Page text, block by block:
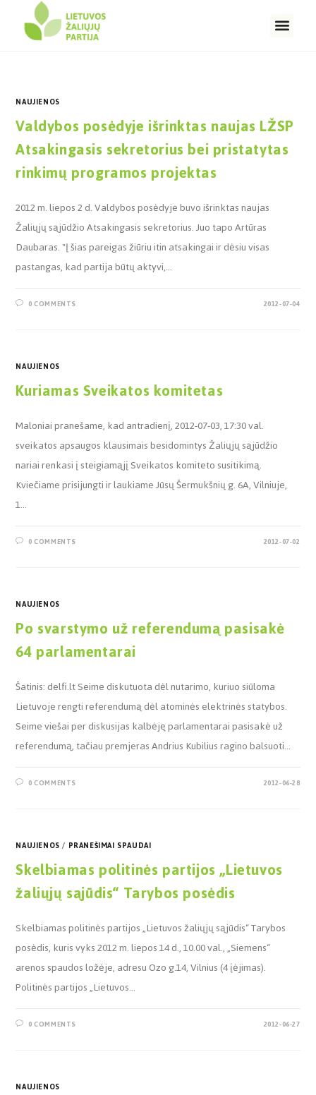
NAUJIENOS
Valdybos posėdyje išrinktas naujas LŽSP
Atsakingasis sekretorius bei pristatytas
rinkimų programos projektas
2012 m. liepos 2 d. Valdybos posėdyje buvo išrinktas naujas
Žaliųjų sąjūdžio Atsakingasis sekretorius. Juo tapo Artūras
Daubaras. "Į šias pareigas žiūriu itin atsakingai ir dėsiu visas
pastangas, kad partija būtų aktyvi,…
0 COMMENTS 2012-07-04
NAUJIENOS
Kuriamas Sveikatos komitetas
Maloniai pranešame, kad antradienį, 2012-07-03, 17:30 val.
sveikatos apsaugos klausimais besidomintys Žaliųjų sąjūdžio
nariai renkasi į steigiamąjį Sveikatos komiteto susitikimą.
Kviečiame prisijungti ir laukiame Jūsų Šermukšnių g. 6A, Vilniuje,
1…
0 COMMENTS 2012-07-02
NAUJIENOS
Po svarstymo už referendumą pasisakė
64 parlamentarai
Šatinis: delfi.lt Seime diskutuota dėl nutarimo, kuriuo siūloma
Lietuvoje rengti referendumą dėl atominės elektrinės statybos.
Seime viešai per diskusijas kalbėję parlamentarai pasisakė už
referendumą, tačiau premjeras Andrius Kubilius ragino balsuoti…
0 COMMENTS 2012-06-28
NAUJIENOS/ PRANEŠIMAI SPAUDAI
Skelbiamas politinės partijos „Lietuvos
žaliųjų sąjūdis“ Tarybos posėdis
Skelbiamas politinės partijos „Lietuvos žaliųjų sąjūdis“ Tarybos
posėdis, kuris vyks 2012 m. liepos 14 d., 10.00 val., „Siemens“
arenos spaudos ložėje, adresu Ozo g.14, Vilnius (4 įėjimas).
Politinės partijos „Lietuvos…
0 COMMENTS 2012-06-27
NAUJIENOS